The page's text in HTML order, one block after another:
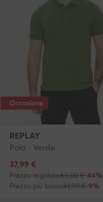
Occasione
REPLAY
Polo · Verde
Prezzo attuale
37,99 €
Prezzo regolare69,00 €-44%
Prezzo più basso41,99 €-9%